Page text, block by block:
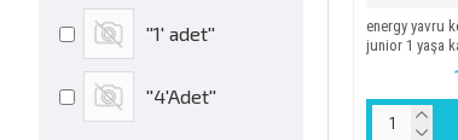
''1' adet''
''4'Adet''
energy yavru
juni̇or 1 yaşa